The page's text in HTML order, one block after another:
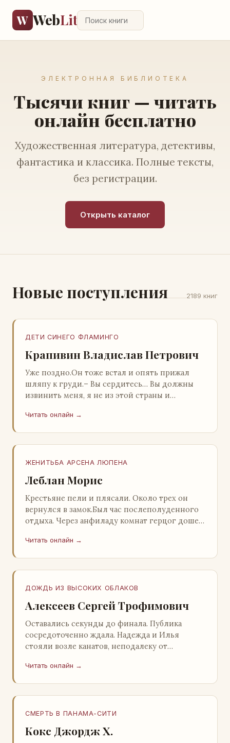
W WebLit
ЭЛЕКТРОННАЯ БИБЛИОТЕКА
Тысячи книг — читать
онлайн бесплатно
Художественная литература, детективы,
фантастика и классика. Полные тексты,
без регистрации.
Открыть каталог
Новые поступления 2189 книг
ДЕТИ СИНЕГО ФЛАМИНГО
Крапивин Владислав Петрович
Уже поздно.Он тоже встал и опять прижал
шляпу к груди.– Вы сердитесь… Вы должны
извинить меня, я не из этой страны и
прошу: выс…
Читать онлайн →
ЖЕНИТЬБА АРСЕНА ЛЮПЕНА
Леблан Морис
Крестьяне пели и плясали. Около трех он
вернулся в замок.Был час послеполуденного
отдыха. Через анфиладу комнат герцог дошел
во…
Читать онлайн →
ДОЖДЬ ИЗ ВЫСОКИХ ОБЛАКОВ
Алексеев Сергей Трофимович
Оставались секунды до финала. Публика
сосредоточенно ждала. Надежда и Илья
стояли возле канатов, неподалеку от
прочей публики, …
Читать онлайн →
СМЕРТЬ В ПАНАМА-СИТИ
Кокс Джордж Х.